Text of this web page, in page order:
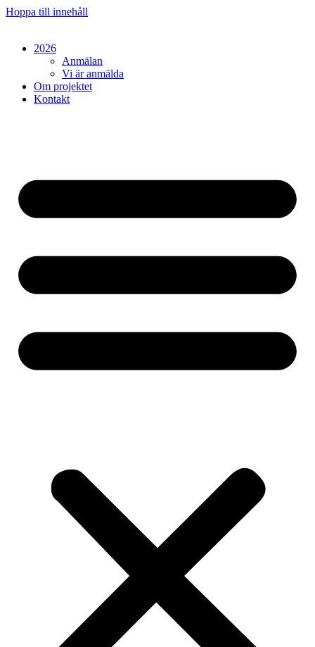
Hoppa till innehåll
2026
Anmälan
Vi är anmälda
Om projektet
Kontakt